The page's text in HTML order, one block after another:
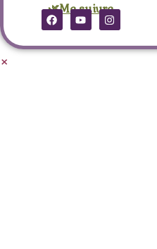
🌿Me suivre
×